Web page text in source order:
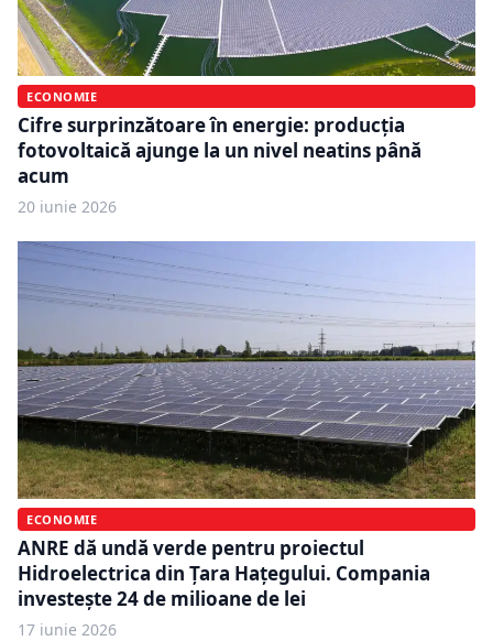
ECONOMIE
Cifre surprinzătoare în energie: producția
fotovoltaică ajunge la un nivel neatins până
acum
20 iunie 2026
ECONOMIE
ANRE dă undă verde pentru proiectul
Hidroelectrica din Țara Hațegului. Compania
investește 24 de milioane de lei
17 iunie 2026